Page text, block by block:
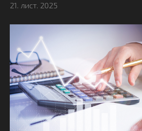
21. лист. 2025